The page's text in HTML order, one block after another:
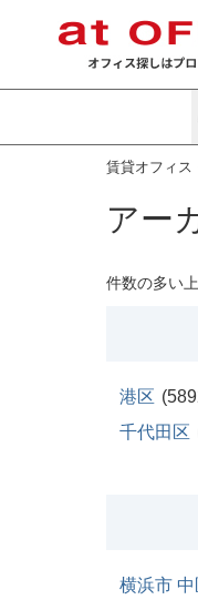
東京
エリア
こだわ
居抜き
シェア
エリア
オフィス
オフ
ア
アッ
賃貸オフィス
アー
件数の多い
港区 (
千代田区
横浜市 中